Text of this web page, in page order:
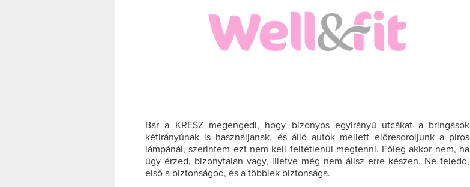
Bár a KRESZ megengedi, hogy bizonyos egyirányú utcákat a bringások
kétirányúnak is használjanak, és álló autók mellett előresoroljunk a piros
lámpánál, szerintem ezt nem kell feltétlenül megtenni. Főleg akkor nem, ha
úgy érzed, bizonytalan vagy, illetve még nem állsz erre készen. Ne feledd,
első a biztonságod, és a többiek biztonsága.